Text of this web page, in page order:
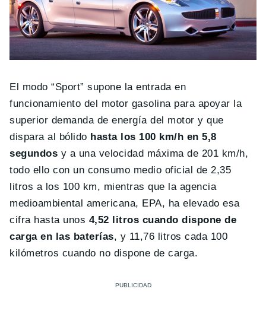
El modo “Sport” supone la entrada en
funcionamiento del motor gasolina para apoyar la
superior demanda de energía del motor y que
dispara al bólido hasta los 100 km/h en 5,8
segundos y a una velocidad máxima de 201 km/h,
todo ello con un consumo medio oficial de 2,35
litros a los 100 km, mientras que la agencia
medioambiental americana, EPA, ha elevado esa
cifra hasta unos 4,52 litros cuando dispone de
carga en las baterías, y 11,76 litros cada 100
kilómetros cuando no dispone de carga.